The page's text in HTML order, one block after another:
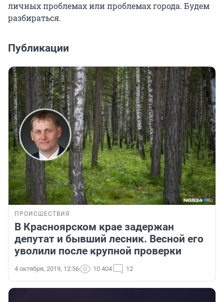
личных проблемах или проблемах города. Будем
разбираться.
Публикации
ПРОИСШЕСТВИЯ
В Красноярском крае задержан
депутат и бывший лесник. Весной его
уволили после крупной проверки
4 октября, 2019, 12:56 10 404 12